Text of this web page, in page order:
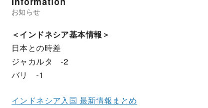
＜インドネシア基本情報＞
日本との時差
ジャカルタ -2
バリ -1
インドネシア入国 最新情報まとめ